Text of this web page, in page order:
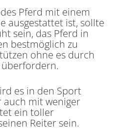
Pferd mit einem
ausgestattet ist, sollte
sein, das Pferd in
bestmöglich zu
ohne es durch
überfordern.
es in den Sport
auch mit weniger
ein toller
Reiter sein.